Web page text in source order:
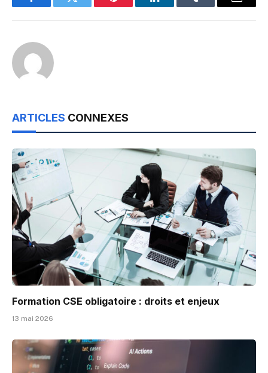
FacebookTwitter Pinterest LinkedInTumblr Email
ARTICLES CONNEXES
Formation CSE obligatoire : droits et enjeux
13 mai 2026